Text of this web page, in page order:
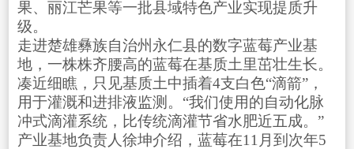
果、丽江芒果等一批县域特色产业实现提质升
级。
走进楚雄彝族自治州永仁县的数字蓝莓产业基
地，一株株齐腰高的蓝莓在基质土里茁壮生长。
凑近细瞧，只见基质土中插着4支白色“滴箭”，
用于灌溉和进排液监测。“我们使用的自动化脉
冲式滴灌系统，比传统滴灌节省水肥近五成。”
产业基地负责人徐坤介绍，蓝莓在11月到次年5